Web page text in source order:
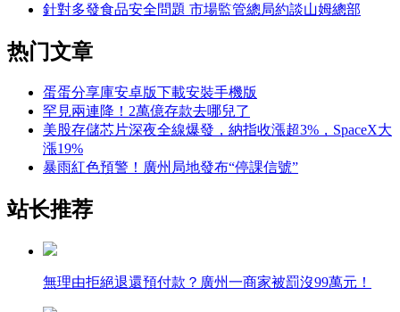
針對多發食品安全問題 市場監管總局約談山姆總部
热门文章
蛋蛋分享庫安卓版下載安裝手機版
罕見兩連降！2萬億存款去哪兒了
美股存儲芯片深夜全線爆發，納指收漲超3%，SpaceX大
漲19%
暴雨紅色預警！廣州局地發布“停課信號”
站长推荐
無理由拒絕退還預付款？廣州一商家被罰沒99萬元！